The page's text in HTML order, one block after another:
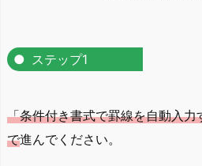
ステップ1
「条件付き書式で罫線を自動入
で進んでください。